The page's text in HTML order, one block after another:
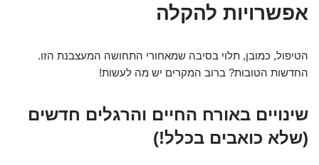
אפשרויות להקלה
הטיפול, כמובן, תלוי בסיבה שמאחורי התחושה המעצבנת הזו.
החדשות הטובות? ברוב המקרים יש מה לעשות!
שינויים באורח החיים והרגלים חדשים
(שלא כואבים בכלל!)